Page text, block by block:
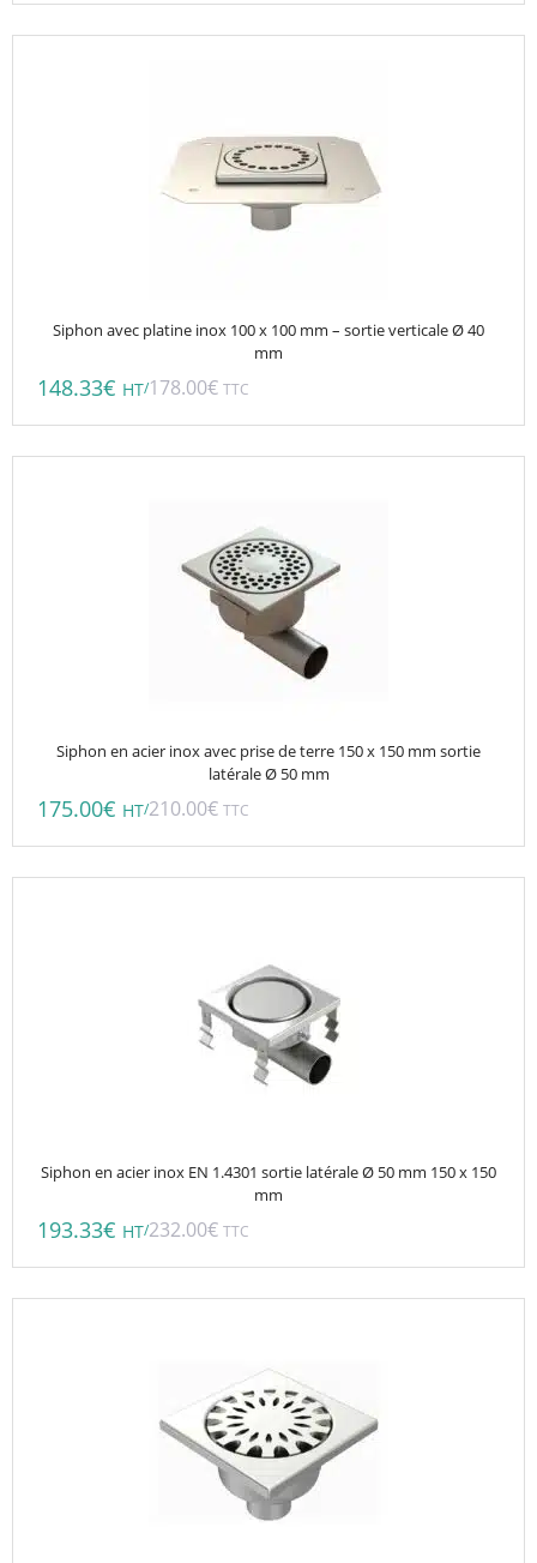
Siphon avec platine inox 100 x 100 mm – sortie verticale Ø 40
mm
148.33€ HT/178.00€ TTC
Siphon en acier inox avec prise de terre 150 x 150 mm sortie
latérale Ø 50 mm
175.00€ HT/210.00€ TTC
Siphon en acier inox EN 1.4301 sortie latérale Ø 50 mm 150 x 150
mm
193.33€ HT/232.00€ TTC